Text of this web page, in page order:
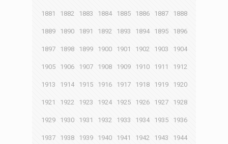
1881 1882 1883 1884 1885 1886 1887 1888
1889 1890 1891 1892 1893 1894 1895 1896
1897 1898 1899 1900 1901 1902 1903 1904
1905 1906 1907 1908 1909 1910 1911 1912
1913 1914 1915 1916 1917 1918 1919 1920
1921 1922 1923 1924 1925 1926 1927 1928
1929 1930 1931 1932 1933 1934 1935 1936
1937 1938 1939 1940 1941 1942 1943 1944